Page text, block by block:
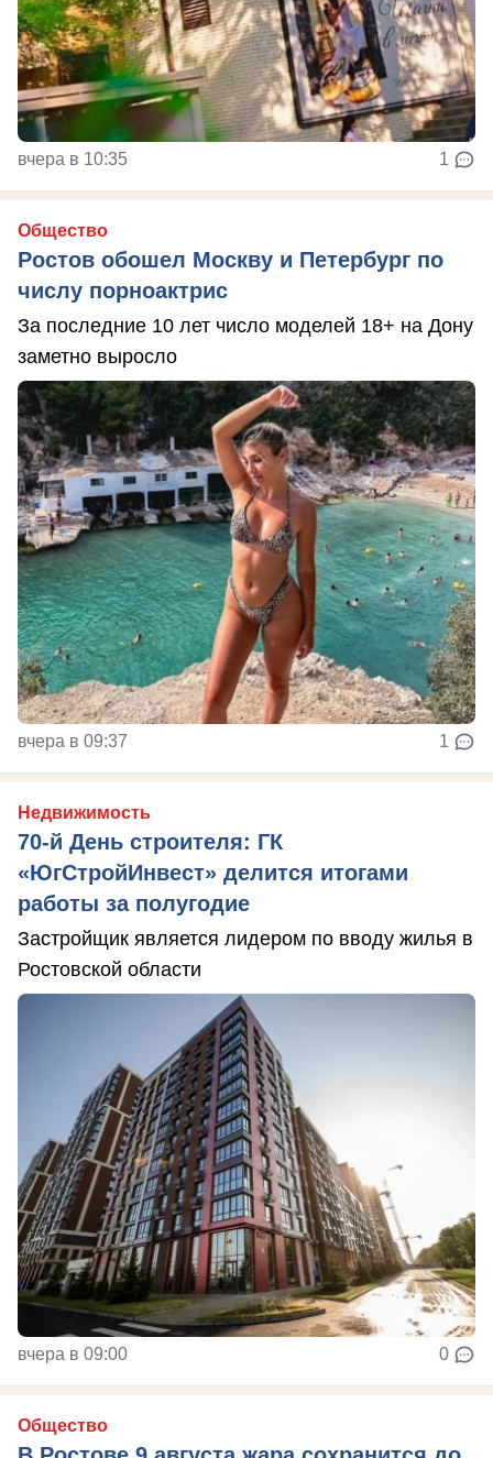
вчера в 10:35 1
Общество
Ростов обошел Москву и Петербург по
числу порноактрис
За последние 10 лет число моделей 18+ на Дону
заметно выросло
вчера в 09:37 1
Недвижимость
70-й День строителя: ГК
«ЮгСтройИнвест» делится итогами
работы за полугодие
Застройщик является лидером по вводу жилья в
Ростовской области
вчера в 09:00 0
Общество